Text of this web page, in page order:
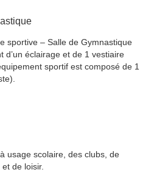
sportive – Salle de Gymnastique
d’un éclairage et de 1 vestiaire
sportif est composé de 1
usage scolaire, des clubs, de
de loisir.